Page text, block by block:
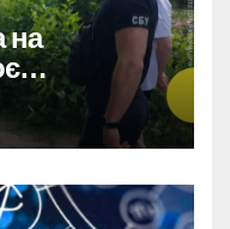
на
збитків